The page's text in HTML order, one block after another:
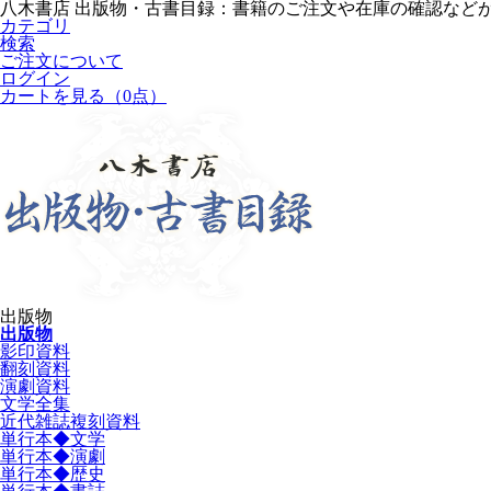
八木書店 出版物・古書目録：書籍のご注文や在庫の確認など
カテゴリ
検索
ご注文について
ログイン
カートを見る
（0点）
出版物
出版物
影印資料
翻刻資料
演劇資料
文学全集
近代雑誌複刻資料
単行本◆文学
単行本◆演劇
単行本◆歴史